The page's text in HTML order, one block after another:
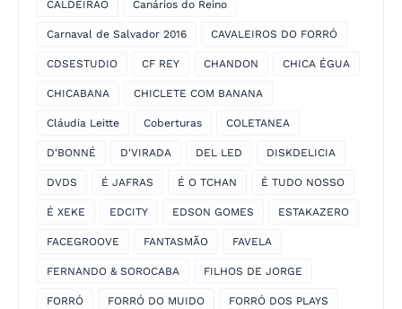
CALDEIRÃO Canários do Reino
Carnaval de Salvador 2016 CAVALEIROS DO FORRÓ
CDSESTUDIO CF REY CHANDON CHICA ÉGUA
CHICABANA CHICLETE COM BANANA
Cláudia Leitte Coberturas COLETANEA
D'BONNÉ D'VIRADA DEL LED DISKDELICIA
DVDS É JAFRAS É O TCHAN É TUDO NOSSO
É XEKE EDCITY EDSON GOMES ESTAKAZERO
FACEGROOVE FANTASMÃO FAVELA
FERNANDO & SOROCABA FILHOS DE JORGE
FORRÓ FORRÓ DO MUIDO FORRÓ DOS PLAYS